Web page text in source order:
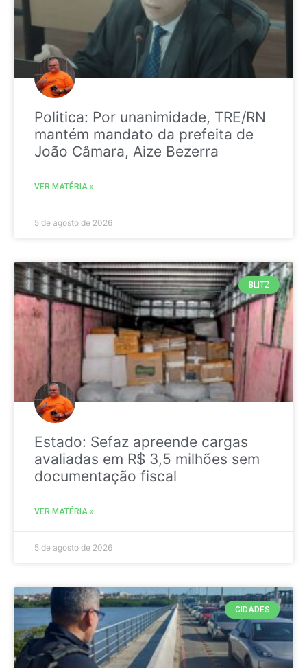
Politica: Por unanimidade, TRE/RN
mantém mandato da prefeita de
João Câmara, Aize Bezerra
VER MATÉRIA »
5 de agosto de 2026
BLITZ
Estado: Sefaz apreende cargas
avaliadas em R$ 3,5 milhões sem
documentação fiscal
VER MATÉRIA »
5 de agosto de 2026
CIDADES